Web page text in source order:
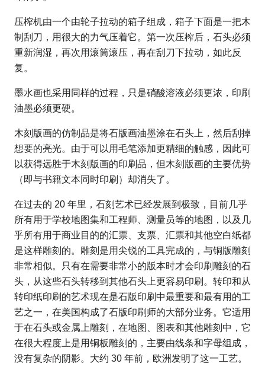
压榨机由一个由轮子拉动的箱子组成，箱子下面是一把木
制刮刀，用很大的力气压着它。第一次压榨后，石头必须
重新润湿，再次用滚筒滚压，再在刮刀下拉动，如此反
复。
墨水画也采用同样的过程，只是硝酸溶液必须更浓，印刷
油墨必须更硬。
木刻版画的仿制品是将石版画油墨涂在石头上，然后刮掉
想要的亮光。由于可以用毛笔添加更精细的触感，因此可
以获得远胜于木刻版画的印刷品，但木刻版画的主要优势
（即与书籍文本同时印刷）却消失了。
在过去的 20 年里，石刻艺术已经发展到极致，目前几乎
所有用于学校地图集和工程师、测量员等的地图，以及几
乎所有用于商业目的的汇票、支票、汇票和其他空白纸都
是这样雕刻的。雕刻是用尖锐的工具完成的，与铜版雕刻
非常相似。只有在需要非常小的版本时才会印刷雕刻的石
头，从这些石头转移到其他石头上更容易印刷。转印和从
转印纸印刷的艺术现在是石版印刷中最重要和最有用的工
艺之一，在美国构成了石版印刷师的大部分业务。它适用
于在石头或金属上雕刻，在地图、图表和其他雕刻中，它
在很大程度上是用铜板雕刻的，主要由线条和字母组成，
没有复杂的阴影。大约 30 年前，欧洲发明了这一工艺。